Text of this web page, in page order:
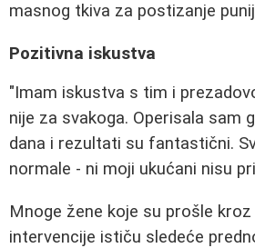
masnog tkiva za postizanje
Pozitivna iskustva
"Imam iskustva s tim i
nije za svakoga. Operisala sam
dana i rezultati su fantastični.
normale - ni moji ukućani nisu
Mnoge žene koje su prošle
intervencije ističu sledeće